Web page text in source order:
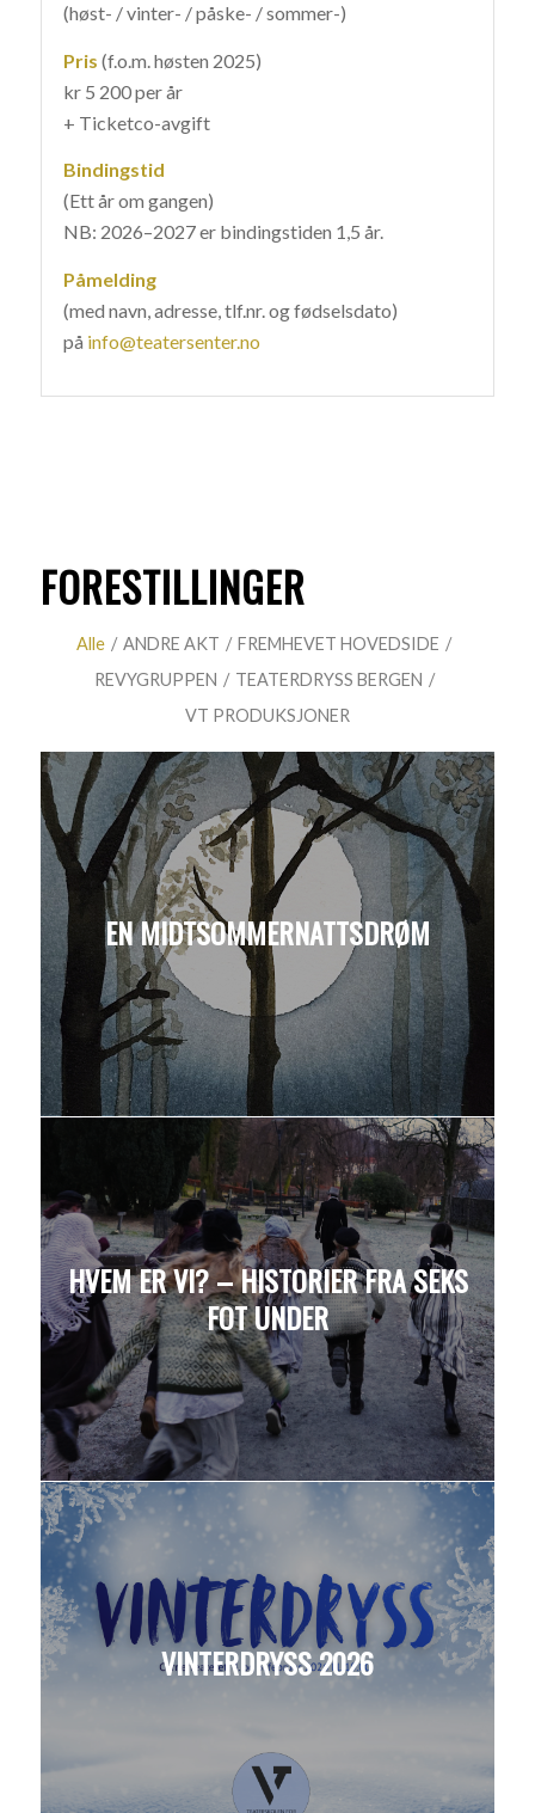
(høst- / vinter- / påske- / sommer-)
Pris (f.o.m. høsten 2025)
kr 5 200 per år
+ Ticketco-avgift
Bindingstid
(Ett år om gangen)
NB: 2026–2027 er bindingstiden 1,5 år.
Påmelding
(med navn, adresse, tlf.nr. og fødselsdato)
på info@teatersenter.no
FORESTILLINGER
Alle / ANDRE AKT / FREMHEVET HOVEDSIDE /
REVYGRUPPEN / TEATERDRYSS BERGEN /
VT PRODUKSJONER
EN MIDTSOMMERNATTSDRØM
HVEM ER VI? – HISTORIER FRA SEKS
FOT UNDER
VINTERDRYSS 2026